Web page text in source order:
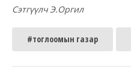
Сэтгүүлч Э.Оргил
#тоглоомын газар